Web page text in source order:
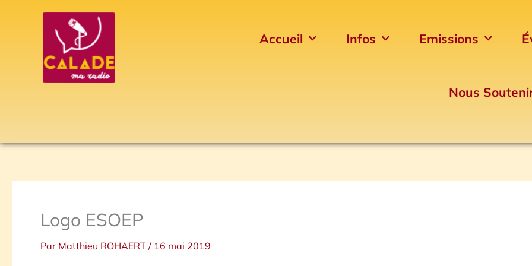
Accueil Infos Emissions
Nous
Logo ESOEP
Par Matthieu ROHAERT / 16 mai 2019